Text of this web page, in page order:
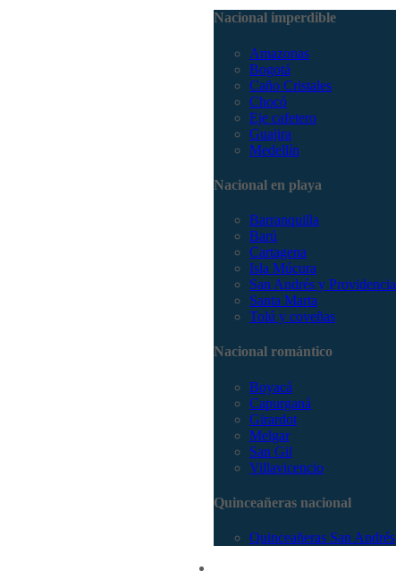
Nacional imperdible
Amazonas
Bogotá
Caño Cristales
Chocó
Eje cafetero
Guajira
Medellín
Nacional en playa
Barranquilla
Barú
Cartagena
Isla Múcura
San Andrés y Providencia
Santa Marta
Tolú y coveñas
Nacional romántico
Boyacá
Capurganá
Girardot
Melgar
San Gil
Villavicencio
Quinceañeras nacional
Quinceañeras San Andrés